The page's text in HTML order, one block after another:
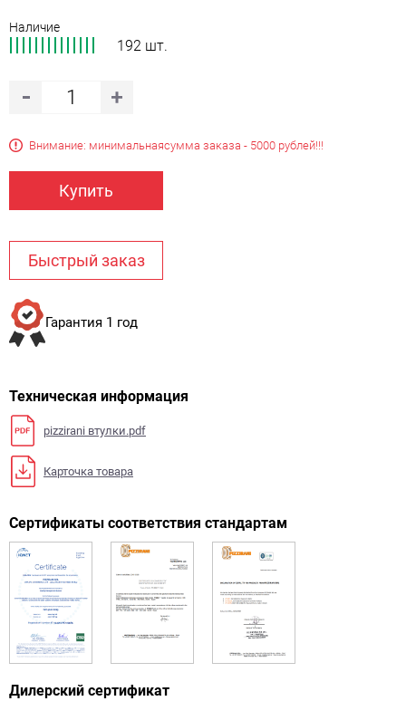
Наличие
192 шт.
Внимание: минимальнаясумма заказа - 5000 рублей!!!
Купить
Быстрый заказ
Гарантия 1 год
Техническая информация
pizzirani втулки.pdf
Карточка товара
Сертификаты соответствия стандартам
Дилерский сертификат